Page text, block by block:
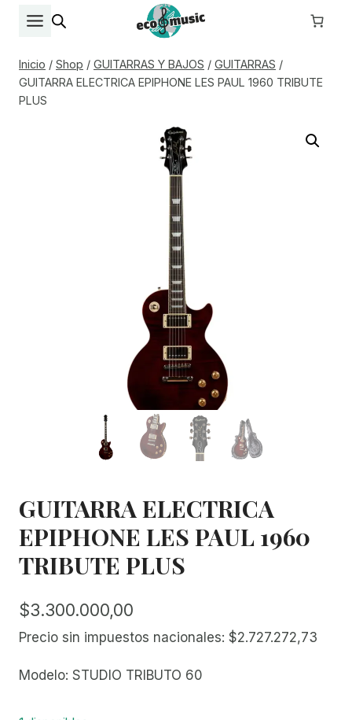
Inicio / Shop / GUITARRAS Y BAJOS / GUITARRAS /
GUITARRA ELECTRICA EPIPHONE LES PAUL 1960 TRIBUTE
PLUS
GUITARRA ELECTRICA
EPIPHONE LES PAUL 1960
TRIBUTE PLUS
$3.300.000,00
Precio sin impuestos nacionales: $2.727.272,73
Modelo: STUDIO TRIBUTO 60